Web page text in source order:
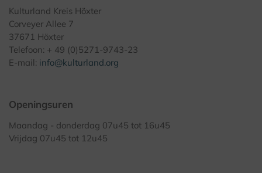
Kulturland Kreis Höxter
Corveyer Allee 7
37671 Höxter
Telefoon: + 49 (0)5271-9743-23
E-mail: info@kulturland.org
Openingsuren
Maandag - donderdag 07u45 tot 16u45
Vrijdag 07u45 tot 12u45